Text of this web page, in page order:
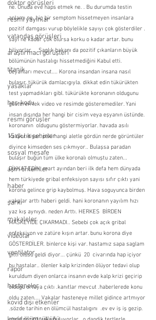
doktor görüşleri
resmi yayınlar
vatandaş görüşleri
araştırmacı görüşleri
titanik
yasaklar
hes-kodu
resmi görüşler
15 dk.lık şehirler
sosyal mesafe
aşırı önlemler
haber
şarkı
makaleler
videolar
ventilator
rapor
hastaneler
kovid dışı etkenler
ne. Onuda eve haps etmek ne. . Bu durumda testin
anlamı ne..hiç bir semptom hissetmeyen insanlara
pozitif damgası vurup böylelikle sayıyı çok gösterdiler .
sayı ne kadar çok olursa korku o kadar artar. bunu
biliyorlar...  Saglık bakanı da pozitif çıkanların büyük
bölümünün hastalıgı hissetmediğini Kabul etti.
beyanları mevcut.... Korona insandan insana nasıl
bulaşır. tükürük damlacıgıyla. dikkat edin tükürükten
test yapmadıkları gibl. tükürükte koronanın oldugunu
gösteren tek video ve resimde gösteremediler. Yani
insan dışında her hangi bir cisim veya eşyanın üstünde.
koronanın  oldugunu göstermiyorlar. havada asılı
kalıyor diyor. peki hangi aletle gördün nerde görüntüler
diyince kimseden ses çıkmıyor.. Bulaşsa paradan
bulaşır buğün tüm ülke koronalı olmuştu zaten...
DİKKAT EDİN. mart ayından beri ilk defa hem dünyada
hem türkiyede gribal enfeksiyon sayısı sıfır çıktı yani
korona gelince grip kaybolmuş. Hava soguyunca birden
vakalar arttı haberi geldi. hani koronanın yayılım hızı
yaz kış aynıydı. neden Arttı. HERKES  BİRDEN
MASKEYİDE ÇIKARMADI.. Sebebi çok açık gribal
enfeksiyon ve zatüre kışın artar. bunu korona diye
GÖSTERDİLER. binlerce kişi var. hastamız sapa saglam
gitti ölüsü geldi diyor... çünkü  20  civarında hap içiyor
bu hastalar.. ölenler kalp krizinden ölüyor tedavi olup
kuruldum diyen onlarca insanın evde kalp krizi geçirip
öldüğü ortaya çıktı .kanıtlar mevcut .haberlerede konu
oldu zaten.... Vakalar hasteneye millet gidince artmıyor
.sözde tarihin en ölümcül hastalıgını  .ev ev iş iş gezip.